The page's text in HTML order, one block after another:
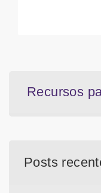
Recursos
Posts